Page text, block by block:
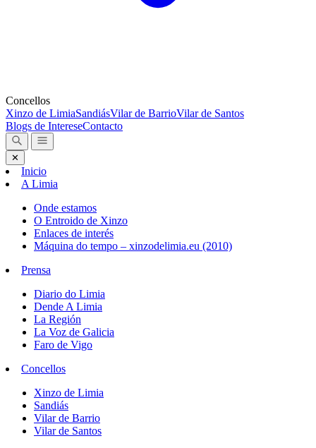
Concellos
Xinzo de LimiaSandiásVilar de BarrioVilar de Santos
Blogs de IntereseContacto
✕
Inicio
A Limia
Onde estamos
O Entroido de Xinzo
Enlaces de interés
Máquina do tempo – xinzodelimia.eu (2010)
Prensa
Diario do Limia
Dende A Limia
La Región
La Voz de Galicia
Faro de Vigo
Concellos
Xinzo de Limia
Sandiás
Vilar de Barrio
Vilar de Santos